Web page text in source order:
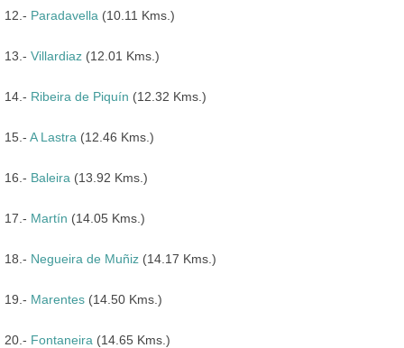
12.- Paradavella (10.11 Kms.)
13.- Villardiaz (12.01 Kms.)
14.- Ribeira de Piquín (12.32 Kms.)
15.- A Lastra (12.46 Kms.)
16.- Baleira (13.92 Kms.)
17.- Martín (14.05 Kms.)
18.- Negueira de Muñiz (14.17 Kms.)
19.- Marentes (14.50 Kms.)
20.- Fontaneira (14.65 Kms.)